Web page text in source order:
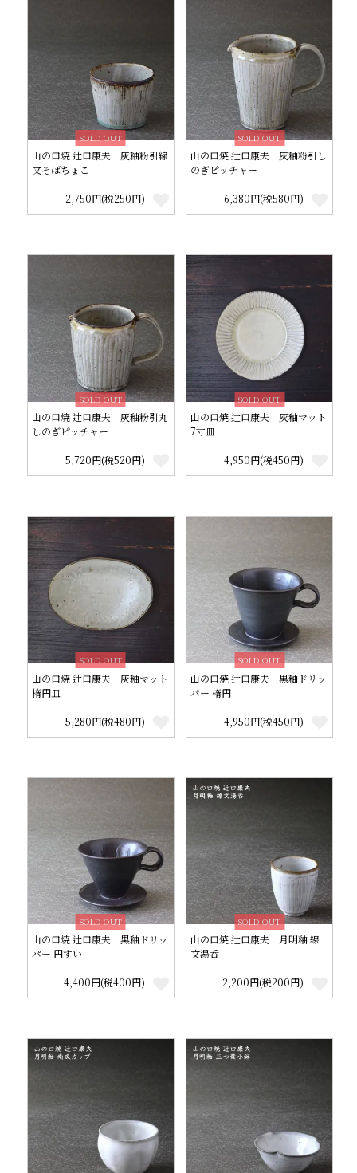
SOLD OUT
山の口焼 辻口康夫 灰釉粉引線
文そばちょこ
2,750円(税250円)
SOLD OUT
山の口焼 辻口康夫 灰釉粉引し
のぎピッチャー
6,380円(税580円)
SOLD OUT
山の口焼 辻口康夫 灰釉粉引丸
しのぎピッチャー
5,720円(税520円)
SOLD OUT
山の口焼 辻口康夫 灰釉マット
7寸皿
4,950円(税450円)
SOLD OUT
山の口焼 辻口康夫 灰釉マット
楕円皿
5,280円(税480円)
SOLD OUT
山の口焼 辻口康夫 黒釉ドリッ
パー 楕円
4,950円(税450円)
SOLD OUT
山の口焼 辻口康夫 黒釉ドリッ
パー 円すい
4,400円(税400円)
SOLD OUT
山の口焼 辻口康夫 月明釉 線
文湯呑
2,200円(税200円)